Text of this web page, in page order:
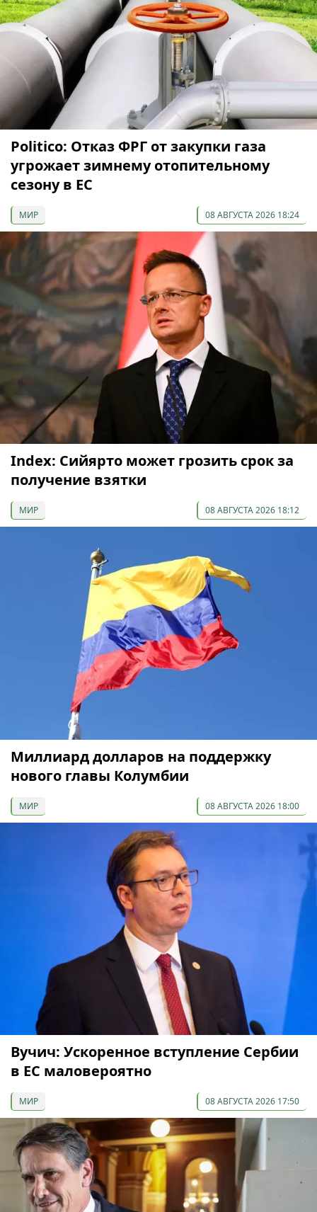
Politico: Отказ ФРГ от закупки газа
угрожает зимнему отопительному
сезону в ЕС
МИР 08 АВГУСТА 2026 18:24
Index: Сийярто может грозить срок за
получение взятки
МИР 08 АВГУСТА 2026 18:12
Миллиард долларов на поддержку
нового главы Колумбии
МИР 08 АВГУСТА 2026 18:00
Вучич: Ускоренное вступление Сербии
в ЕС маловероятно
МИР 08 АВГУСТА 2026 17:50